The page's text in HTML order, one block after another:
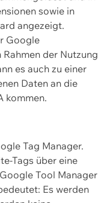
sowie in
angezeigt.
Google
der Nutzung
es auch zu einer
Daten an die
kommen.
Tag Manager.
Tags über eine
Tool Manager
Es werden